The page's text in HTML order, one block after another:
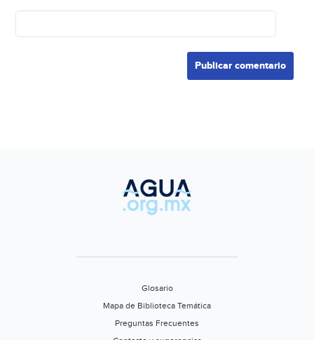
Glosario
Mapa de Biblioteca Temática
Preguntas Frecuentes